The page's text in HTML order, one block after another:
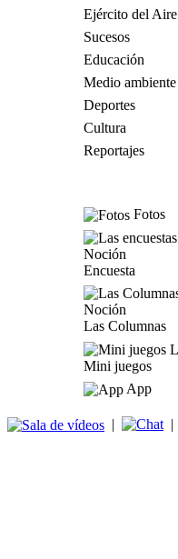
Ejército del Aire
Sucesos
Educación
Medio ambiente
Deportes
Cultura
Reportajes
Fotos
Encuesta
Las Columnas
Mini juegos
App
| |